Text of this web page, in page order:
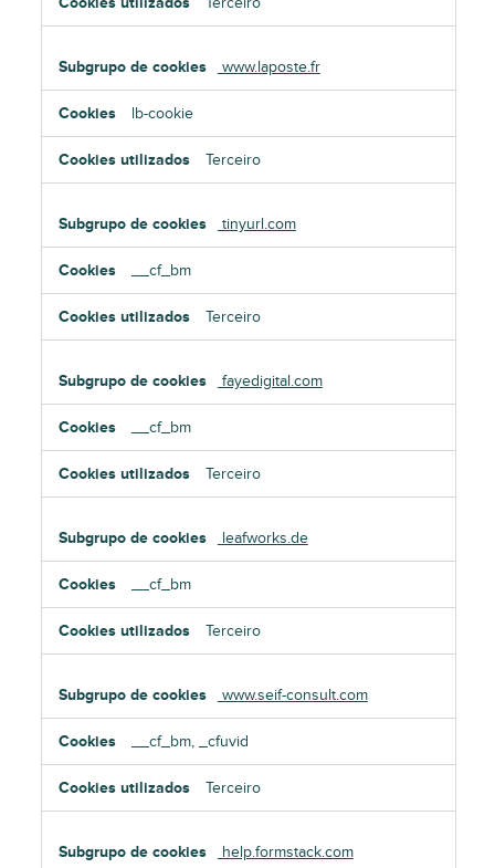
www.laposte.fr
lb-cookie
Terceiro
tinyurl.com
__cf_bm
Terceiro
fayedigital.com
__cf_bm
Terceiro
leafworks.de
__cf_bm
Terceiro
www.seif-consult.com
__cf_bm, _cfuvid
Terceiro
help.formstack.com